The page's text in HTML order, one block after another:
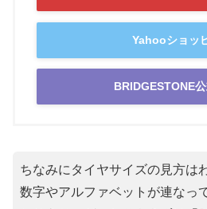
Yahooショッ
BRIDGESTONE
ちなみにタイヤサイズの見方は
数字やアルファベットが連なっ